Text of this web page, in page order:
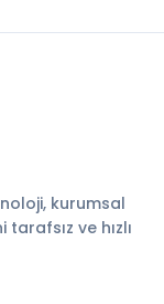
kurumsal
ve hızlı